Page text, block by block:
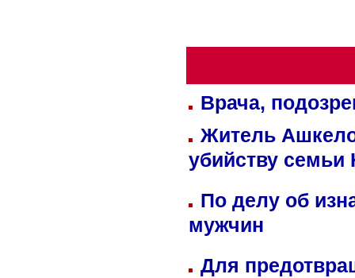
Врача,
Житель
убийству семьи
По делу об
мужчин
Для